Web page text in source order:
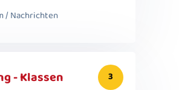
/ Nachrichten
- Klassen 3